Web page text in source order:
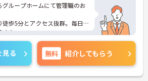
ループホームにて管理職のお
歩5分とアクセス抜群。毎日
す♪
休暇制度など、ライフステー
くことが出来る環境が整って
トの一つ！
一度マイナビまでお問い合わ
細などお伝えします！
見る 無料 紹介してもらう